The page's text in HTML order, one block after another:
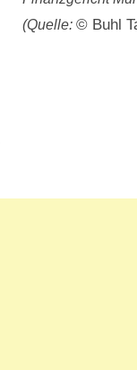
(Quelle: © Buhl